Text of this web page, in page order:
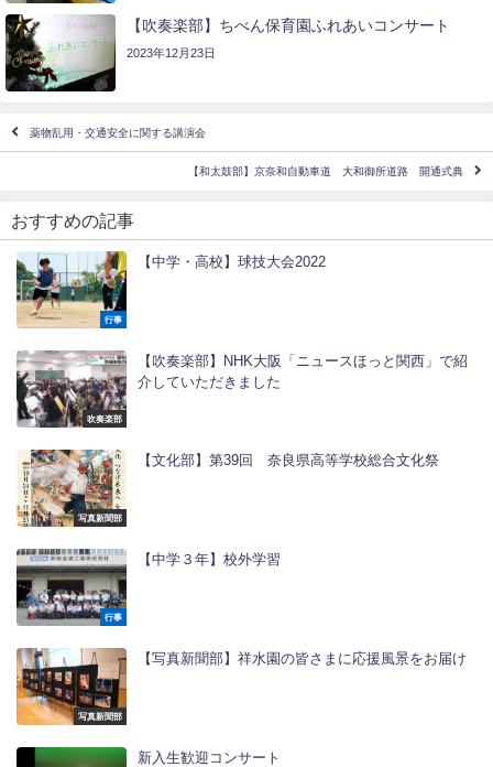
【吹奏楽部】ちべん保育園ふれあいコンサート
2023年12月23日
薬物乱用・交通安全に関する講演会
【和太鼓部】京奈和自動車道 大和御所道路 開通式典
おすすめの記事
行事
【中学・高校】球技大会2022
吹奏楽部
【吹奏楽部】NHK大阪「ニュースほっと関西」で紹
介していただきました
写真新聞部
【文化部】第39回 奈良県高等学校総合文化祭
行事
【中学３年】校外学習
写真新聞部
【写真新聞部】祥水園の皆さまに応援風景をお届け
新入生歓迎コンサート